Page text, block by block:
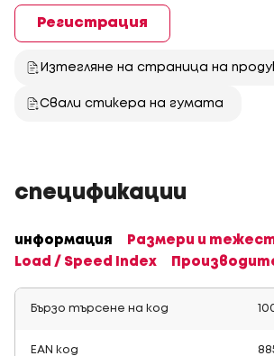
Регистрация
Изтегляне на страница на
Свали стикера на гумата
спецификации
информация
Размери и
Load / Speed Index
Бързо търсене на код
EAN код